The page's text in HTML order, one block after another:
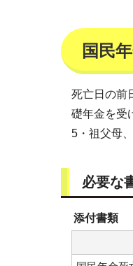
国民
死亡日の前
礎年金を受
5・祖父母
必要な
添付書類